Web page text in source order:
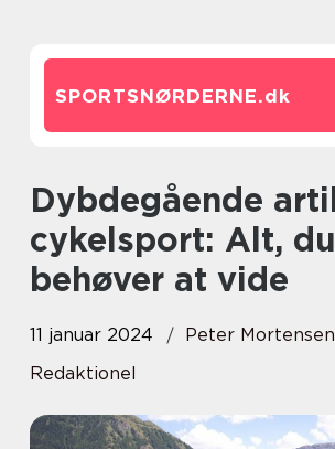
SPORTSNØRDERNE.dk
Dybdegående artikel om
cykelsport: Alt, du
behøver at vide
11 januar 2024
Peter Mortensen
Redaktionel